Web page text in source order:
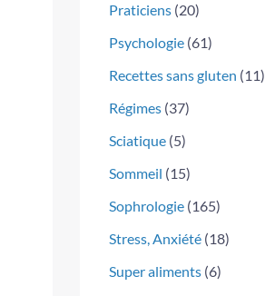
Praticiens (20)
Psychologie (61)
Recettes sans gluten (11)
Régimes (37)
Sciatique (5)
Sommeil (15)
Sophrologie (165)
Stress, Anxiété (18)
Super aliments (6)